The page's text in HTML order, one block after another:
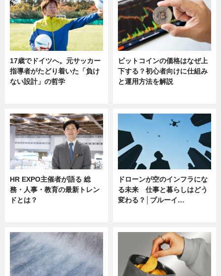
17歳でドイツへ。元サッカー
指導者がたどり着いた「負け
ない設計」の哲学
ビットコインの価格はなぜ上
下する？初心者向けに仕組み
と運用方法を解説
HR EXPO主催者が語る 総
務・人事・教育の最新トレン
ドとは？
ドローンが空のインフラにな
る未来 仕事と暮らしはどう
変わる？│ブルーイ…